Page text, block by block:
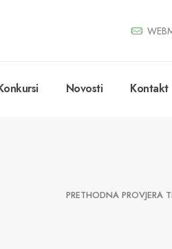
Novosti Kontakt
PRETHODNA PROVJERA